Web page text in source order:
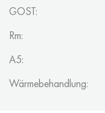
GOST:
Rm:
A5:
Wärmebehandlung: